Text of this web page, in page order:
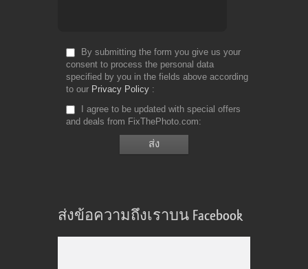
By submitting the form you give us your
consent to process the personal data
specified by you in the fields above according
to our Privacy Policy
I agree to be updated with special offers
and deals from FixThePhoto.com
ส่งข้อความถึงเราบน Facebook